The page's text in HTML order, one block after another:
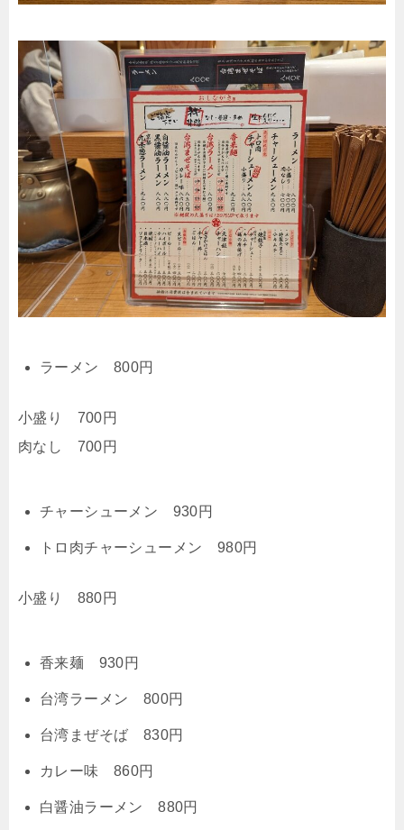
ラーメン 800円
小盛り 700円
肉なし 700円
チャーシューメン 930円
トロ肉チャーシューメン 980円
小盛り 880円
香来麺 930円
台湾ラーメン 800円
台湾まぜそば 830円
カレー味 860円
白醤油ラーメン 880円